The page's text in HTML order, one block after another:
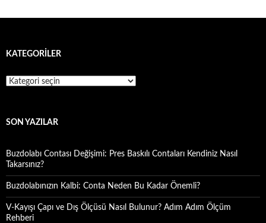
KATEGORILER
Kategoriler
SON YAZILAR
Buzdolabı Contası Değişimi: Pres Baskılı Contaları Kendiniz Nasıl
Takarsınız?
Buzdolabınızın Kalbi: Conta Neden Bu Kadar Önemli?
V-Kayışı Çapı ve Dış Ölçüsü Nasıl Bulunur? Adım Adım Ölçüm
Rehberi